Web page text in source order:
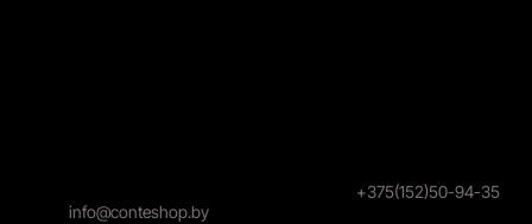
+375(152)50-94-35
info@conteshop.by